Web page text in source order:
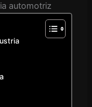
automotriz